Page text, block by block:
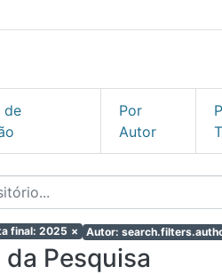
de
Por
Autor
final: 2025 × Autor:
Pesquisa